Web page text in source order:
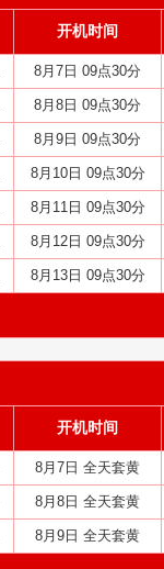
开机时间
8月7日 09点30分
8月8日 09点30分
8月9日 09点30分
8月10日 09点30分
8月11日 09点30分
8月12日 09点30分
8月13日 09点30分
开机时间
8月7日 全天套黄
8月8日 全天套黄
8月9日 全天套黄